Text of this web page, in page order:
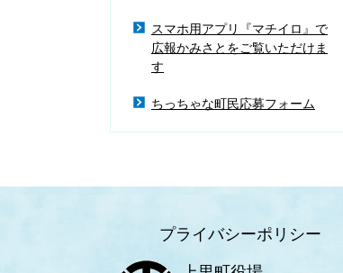
スマホ用アプリ『マチイロ』で
広報かみさとをご覧いただけま
す
ちっちゃな町民応募フォーム
プライバシーポリシー